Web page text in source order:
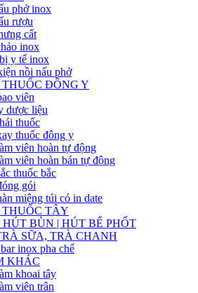
phở inox
rượu
cất
inox
y tế inox
nồi nấu phở
ĐÔNG Y
viên
dược liệu
thuốc
thuốc đông y
viên hoàn tự động
viên hoàn bán tự động
thuốc bắc
gói
miệng túi có in date
TÂY
BÙN | HÚT BỂ PHỐT
SỮA, TRÀ CHANH
inox pha chế
KHÁC
khoai tây
viên trân